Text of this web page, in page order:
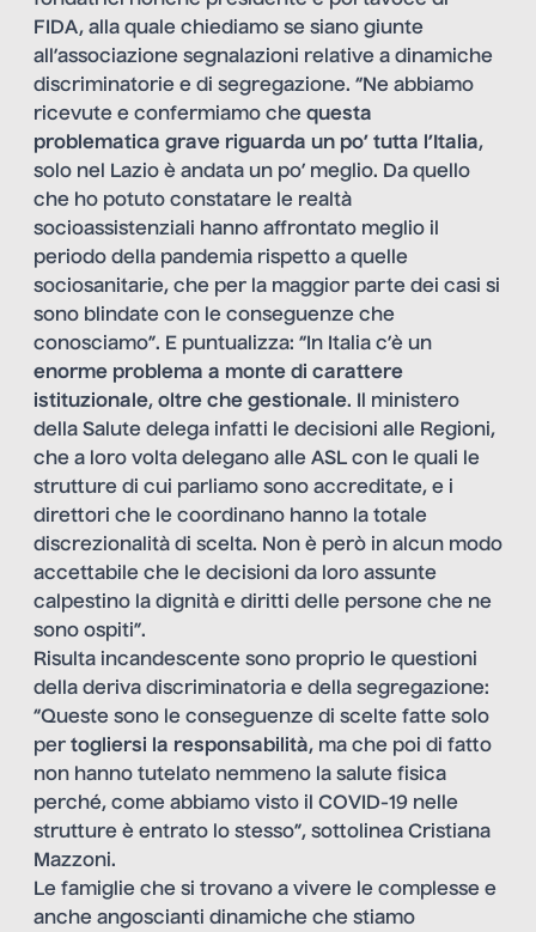
FIDA, alla quale chiediamo se siano giunte
all’associazione segnalazioni relative a dinamiche
discriminatorie e di segregazione. “Ne abbiamo
ricevute e confermiamo che questa
problematica grave riguarda un po’ tutta l’Italia,
solo nel Lazio è andata un po’ meglio. Da quello
che ho potuto constatare le realtà
socioassistenziali hanno affrontato meglio il
periodo della pandemia rispetto a quelle
sociosanitarie, che per la maggior parte dei casi si
sono blindate con le conseguenze che
conosciamo”. E puntualizza: “In Italia c’è un
enorme problema a monte di carattere
istituzionale, oltre che gestionale. Il ministero
della Salute delega infatti le decisioni alle Regioni,
che a loro volta delegano alle ASL con le quali le
strutture di cui parliamo sono accreditate, e i
direttori che le coordinano hanno la totale
discrezionalità di scelta. Non è però in alcun modo
accettabile che le decisioni da loro assunte
calpestino la dignità e diritti delle persone che ne
sono ospiti”.
Risulta incandescente sono proprio le questioni
della deriva discriminatoria e della segregazione:
“Queste sono le conseguenze di scelte fatte solo
per togliersi la responsabilità, ma che poi di fatto
non hanno tutelato nemmeno la salute fisica
perché, come abbiamo visto il COVID-19 nelle
strutture è entrato lo stesso”, sottolinea Cristiana
Mazzoni.
Le famiglie che si trovano a vivere le complesse e
anche angoscianti dinamiche che stiamo